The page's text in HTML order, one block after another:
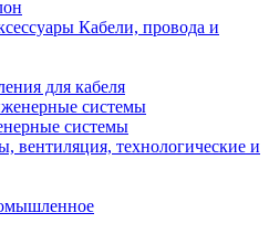
Кабели, провода и
для кабеля
системы
вентиляция, технологические и